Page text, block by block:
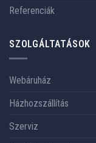
Referenciák
SZOLGÁLTATÁSOK
Webáruház
Házhozszállítás
Szerviz